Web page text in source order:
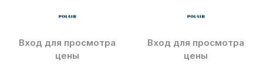
Вход для просмотра
цены
Вход для просмотра
цены